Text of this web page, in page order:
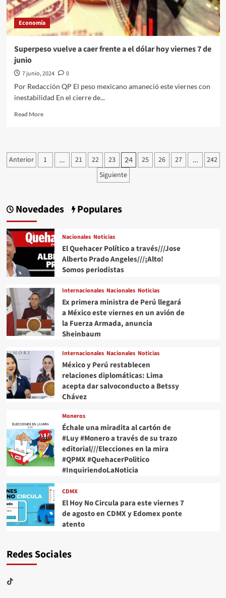
mayo
Economía
Superpeso vuelve a caer frente a el dólar hoy viernes 7 de
junio
7 junio, 2024
0
Por Redacción QP El peso mexicano amaneció este viernes con
inestabilidad En el cierre de...
Read MoreRead
vuelve
a
dólar
viernes
7
de
junio
Paginación
Anterior 1 … 21 22 23 24 25 26 27 …
242
Siguiente
Novedades Populares
Nacionales Noticias
El Quehacer Político a través///Jose
Alberto Prado Angeles///¡Alto!
Somos periodistas
Internacionales Nacionales Noticias
Ex primera ministra de Perú llegará
a México este viernes en un avión de
la Fuerza Armada, anuncia
Sheinbaum
Internacionales Nacionales Noticias
México y Perú restablecen
relaciones diplomáticas: Lima
acepta dar salvoconducto a Betssy
Chávez
Moneros
Échale una miradita al cartón de
#Luy #Monero a través de su trazo
editorial///Elecciones en la mira
#QPMX #QuehacerPolitico
#InquiriendoLaNoticia
CDMX
El Hoy No Circula para este viernes 7
de agosto en CDMX y Edomex ponte
atento
Redes Sociales
TikTok